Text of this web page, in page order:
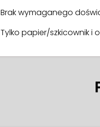
Brak wymaganego
Tylko papier/szkicownik i